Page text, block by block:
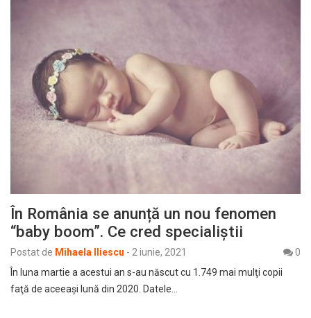
În România se anunță un nou fenomen
“baby boom”. Ce cred specialiștii
Postat de Mihaela Iliescu - 2 iunie, 2021
0
În luna martie a acestui an s-au născut cu 1.749 mai mulţi copii
faţă de aceeaşi lună din 2020. Datele…